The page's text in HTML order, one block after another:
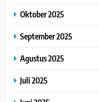
Oktober 2025
September 2025
Agustus 2025
Juli 2025